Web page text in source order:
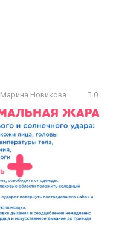
Марина Новикова 0